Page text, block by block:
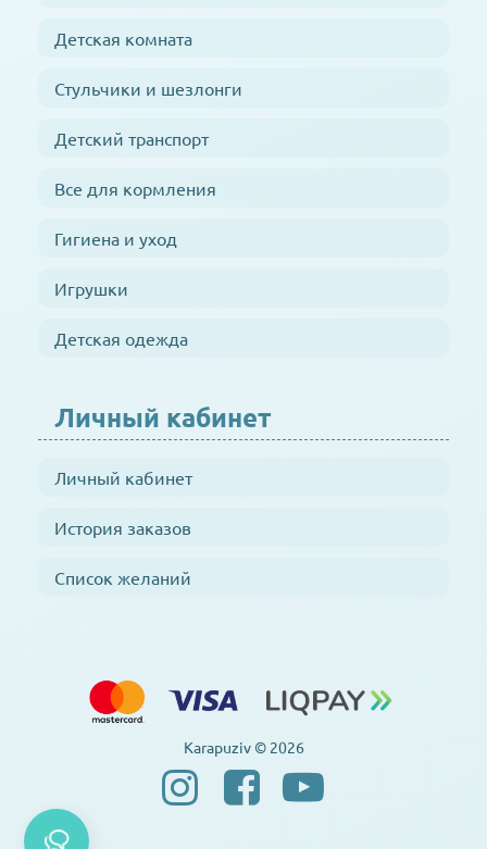
Детская комната
Стульчики и шезлонги
Детский транспорт
Все для кормления
Гигиена и уход
Игрушки
Детская одежда
Личный кабинет
Личный кабинет
История заказов
Список желаний
Karapuziv © 2026